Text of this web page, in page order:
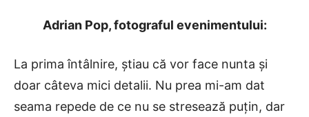
Adrian Pop, fotograful evenimentului:
La prima întâlnire, știau că vor face nunta și
doar câteva mici detalii. Nu prea mi-am dat
seama repede de ce nu se stresează puțin, dar